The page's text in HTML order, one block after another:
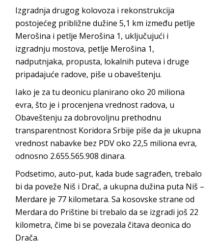
Izgradnja drugog kolovoza i rekonstrukcija
postojećeg približne dužine 5,1 km između petlje
Merošina i petlje Merošina 1, uključujući i
izgradnju mostova, petlje Merošina 1,
nadputnjaka, propusta, lokalnih puteva i druge
pripadajuće radove, piše u obaveštenju.
Iako je za tu deonicu planirano oko 20 miliona
evra, što je i procenjena vrednost radova, u
Obaveštenju za dobrovoljnu prethodnu
transparentnost Koridora Srbije piše da je ukupna
vrednost nabavke bez PDV oko 22,5 miliona evra,
odnosno 2.655.565.908 dinara.
Podsetimo, auto-put, kada bude sagrađen, trebalo
bi da poveže Niš i Drač, a ukupna dužina puta Niš –
Merdare je 77 kilometara. Sa kosovske strane od
Merdara do Prištine bi trebalo da se izgradi još 22
kilometra, čime bi se povezala čitava deonica do
Drača.